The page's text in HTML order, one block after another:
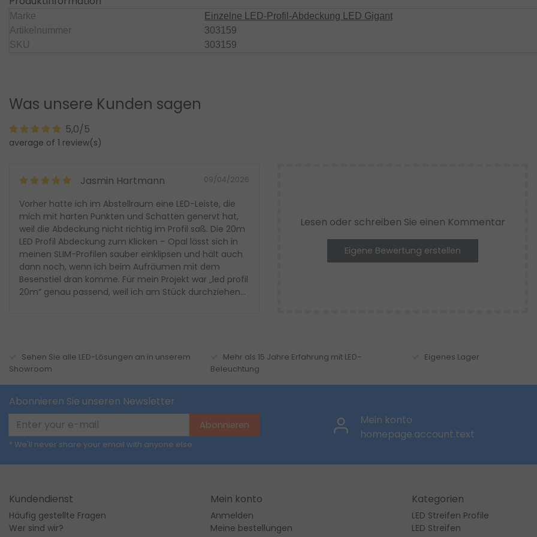
Marke
Einzelne LED-Profil-Abdeckung LED Gigant
Artikelnummer
303159
SKU
303159
Was unsere Kunden sagen
5,0/5
average of 1 review(s)
Jasmin Hartmann 09/04/2026
Vorher hatte ich im Abstellraum eine LED-Leiste, die
mich mit harten Punkten und Schatten genervt hat,
weil die Abdeckung nicht richtig im Profil saß. Die 20m
LED Profil Abdeckung zum Klicken – Opal lässt sich in
meinen SLIM-Profilen sauber einklipsen und hält auch
dann noch, wenn ich beim Aufräumen mit dem
Besenstiel dran komme. Für mein Projekt war „led profil
20m“ genau passend, weil ich am Stück durchziehen
eine Baustelle aussieht. Wenn
Lesen oder schreiben Sie einen Kommentar
Eigene Bewertung erstellen
Sehen Sie alle LED-Lösungen an in unserem
Showroom
Mehr als 15 Jahre Erfahrung mit LED-
Beleuchtung
Eigenes Lager
Abonnieren Sie unseren Newsletter
Abonnieren
* We'll never share your email with anyone else.
Mein konto
homepage.account.text
Kundendienst
Häufig gestellte Fragen
Wer sind wir?
Mein konto
Anmelden
Meine bestellungen
Kategorien
LED Streifen Profile
LED Streifen